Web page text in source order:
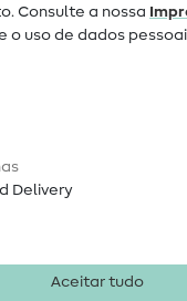
Consulte a nossa
o uso de dados
Delivery
Aceitar tudo